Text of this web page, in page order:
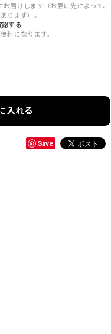
届けします（お届け先によって、
ります）。
認する
料になります。
入れる
Save